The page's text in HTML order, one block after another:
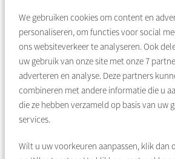
We gebruiken cookies om content en
personaliseren, om functies voor social
ons websiteverkeer te analyseren. Ook
uw gebruik van onze site met onze7
adverteren en analyse. Deze partners
combineren met andere informatie die u
die ze hebben verzameld op basis van uw
services.
Wilt u uw voorkeuren aanpassen, klik dan
Nog geen account?
Maak een account aan en regel al uw
eenvoudig online.
Account aanmaken